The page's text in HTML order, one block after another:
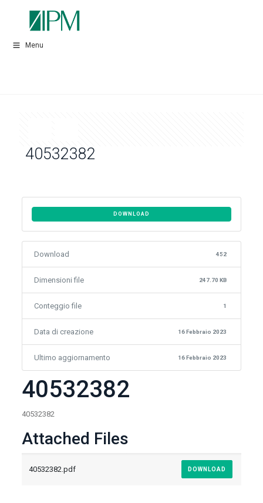
Menu
40532382
DOWNLOAD
Download 452
Dimensioni file 247.70 KB
Conteggio file 1
Data di creazione 16 Febbraio 2023
Ultimo aggiornamento 16 Febbraio 2023
40532382
40532382
Attached Files
40532382.pdf DOWNLOAD